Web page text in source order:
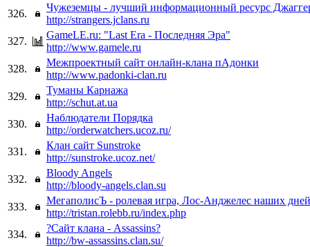
326.
Чужеземцы - лучший информационный ресурс
http://strangers.jclans.ru
327.
GameLE.ru: "Last Era - Последняя Эра"
http://www.gamele.ru
328.
Межпроектный сайт онлайн-клана пАдонки
http://www.padonki-clan.ru
329.
Туманы Карнажа
http://schut.at.ua
330.
Наблюдатели Порядка
http://orderwatchers.ucoz.ru/
331.
Клан сайт Sunstroke
http://sunstroke.ucoz.net/
332.
Bloody Angels
http://bloody-angels.clan.su
333.
МегаполисЪ - ролевая игра, Лос-Анджелес наших
http://tristan.rolebb.ru/index.php
334.
?Сайт клана - Аssassins?
http://bw-assassins.clan.su/